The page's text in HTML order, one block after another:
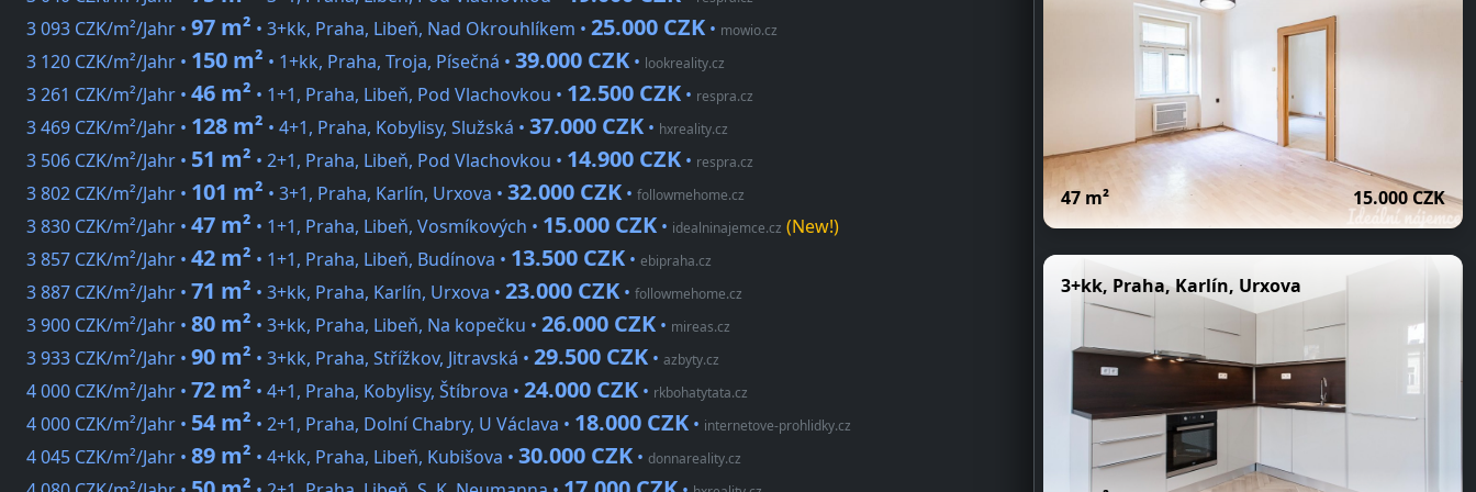
3 093 CZK/m²/Jahr • 97 m² • 3+kk, Praha, Libeň, Nad Okrouhlíkem • 25.000 CZK • mowio.cz
3 120 CZK/m²/Jahr • 150 m² • 1+kk, Praha, Troja, Písečná • 39.000 CZK • lookreality.cz
3 261 CZK/m²/Jahr • 46 m² • 1+1, Praha, Libeň, Pod Vlachovkou • 12.500 CZK • respra.cz
3 469 CZK/m²/Jahr • 128 m² • 4+1, Praha, Kobylisy, Služská • 37.000 CZK • hxreality.cz
3 506 CZK/m²/Jahr • 51 m² • 2+1, Praha, Libeň, Pod Vlachovkou • 14.900 CZK • respra.cz
3 802 CZK/m²/Jahr • 101 m² • 3+1, Praha, Karlín, Urxova • 32.000 CZK • followmehome.cz
3 830 CZK/m²/Jahr • 47 m² • 1+1, Praha, Libeň, Vosmíkových • 15.000 CZK • idealninajemce.cz (New!)
3 857 CZK/m²/Jahr • 42 m² • 1+1, Praha, Libeň, Budínova • 13.500 CZK • ebipraha.cz
3 887 CZK/m²/Jahr • 71 m² • 3+kk, Praha, Karlín, Urxova • 23.000 CZK • followmehome.cz
3 900 CZK/m²/Jahr • 80 m² • 3+kk, Praha, Libeň, Na kopečku • 26.000 CZK • mireas.cz
3 933 CZK/m²/Jahr • 90 m² • 3+kk, Praha, Střížkov, Jitravská • 29.500 CZK • azbyty.cz
4 000 CZK/m²/Jahr • 72 m² • 4+1, Praha, Kobylisy, Štíbrova • 24.000 CZK • rkbohatytata.cz
4 000 CZK/m²/Jahr • 54 m² • 2+1, Praha, Dolní Chabry, U Václava • 18.000 CZK • internetove-prohlidky.cz
4 045 CZK/m²/Jahr • 89 m² • 4+kk, Praha, Libeň, Kubišova • 30.000 CZK • donnareality.cz